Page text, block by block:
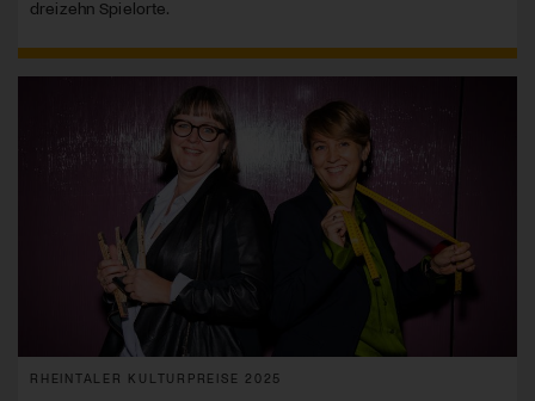
dreizehn Spielorte.
RHEINTALER KULTURPREISE 2025